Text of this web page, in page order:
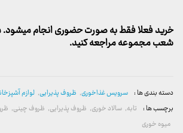
خرید فعلا فقط به صورت حضوری انجام میشود.
شعب مجموعه مراجعه کنید.
دسته بندی ها : سرویس غذاخوری, ظروف پذیرایی, لوازم
برچسب ها : تابه, سالاد خوری, ظروف پذیرایی, ظروف چینی,
میوه خوری